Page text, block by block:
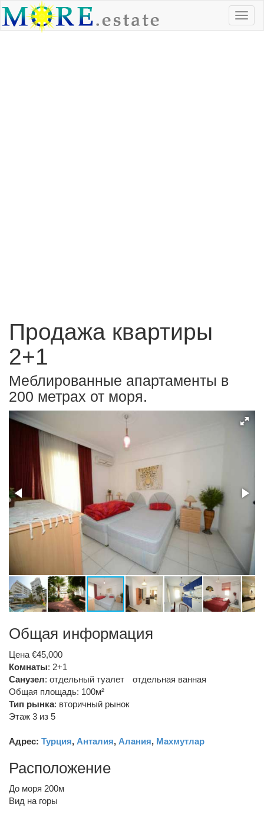
Продажа квартиры
2+1
Меблированные апартаменты в
200 метрах от моря.
Общая информация
Цена €45,000
Комнаты: 2+1
Санузел: отдельный туалет
отдельная ванная
Общая площадь: 100м²
Тип рынка: вторичный рынок
Этаж 3 из 5
Адрес: Турция, Анталия, Алания, Махмутлар
Расположение
До моря 200м
Вид на горы